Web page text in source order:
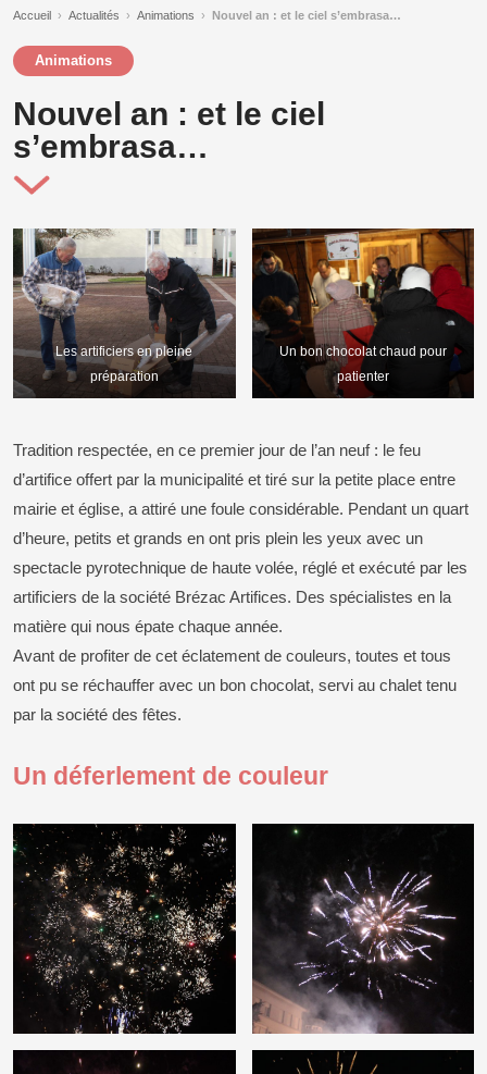
Accueil › Actualités › Animations › Nouvel an : et le ciel s’embrasa…
Animations
Nouvel an : et le ciel
s’embrasa…
Les artificiers en pleine
préparation
Un bon chocolat chaud pour
patienter
Tradition respectée, en ce premier jour de l’an neuf : le feu
d’artifice offert par la municipalité et tiré sur la petite place entre
mairie et église, a attiré une foule considérable. Pendant un quart
d’heure, petits et grands en ont pris plein les yeux avec un
spectacle pyrotechnique de haute volée, réglé et exécuté par les
artificiers de la société Brézac Artifices. Des spécialistes en la
matière qui nous épate chaque année.
Avant de profiter de cet éclatement de couleurs, toutes et tous
ont pu se réchauffer avec un bon chocolat, servi au chalet tenu
par la société des fêtes.
Un déferlement de couleur